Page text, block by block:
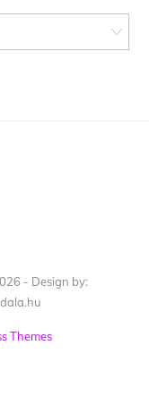
- Design by:
Themes